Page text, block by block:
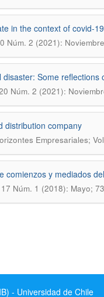
in the context of covid-19
Núm. 2 (2021):
Some reflections
Núm. 2 (2021):
distribution company
Empresariales;
comienzos y mediados
Núm. 1 (2018): Mayo;
- Universidad de Chile